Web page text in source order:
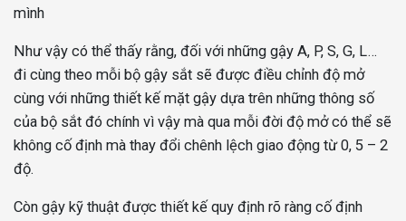
mình
Như vậy có thể thấy rằng, đối với những gậy A, P, S, G, L…
đi cùng theo mỗi bộ gậy sắt sẽ được điều chỉnh độ mở
cùng với những thiết kế mặt gậy dựa trên những thông số
của bộ sắt đó chính vì vậy mà qua mỗi đời độ mở có thể sẽ
không cố định mà thay đổi chênh lệch giao động từ 0, 5 – 2
độ.
Còn gậy kỹ thuật được thiết kế quy định rõ ràng cố định